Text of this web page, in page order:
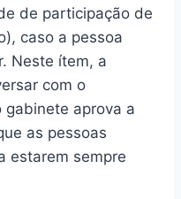
de participação de
caso a pessoa
Neste ítem, a
com o
gabinete aprova a
as pessoas
estarem sempre